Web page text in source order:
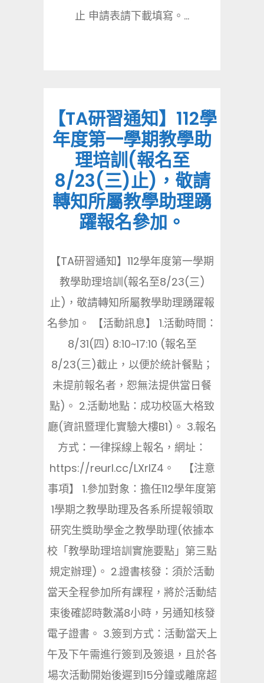
止 申請表請下載填寫。...
【TA研習通知】112學
年度第一學期教學助
理培訓(報名至
8/23(三)止)，敬請
轉知所屬教學助理踴
躍報名參加。
【TA研習通知】112學年度第一學期
教學助理培訓(報名至8/23(三)
止)，敬請轉知所屬教學助理踴躍報
名參加。 【活動訊息】 1.活動時間：
8/31(四) 8:10~17:10 (報名至
8/23(三)截止，以便於統計餐點；
未提前報名者，恕無法提供當日餐
點)。 2.活動地點：成功校區大格致
廳(資訊暨理化實驗大樓B1)。 3.報名
方式：一律採線上報名，網址：
https://reurl.cc/LXrlZ4。 【注意
事項】 1.參加對象：擔任112學年度第
1學期之教學助理及各系所提報領取
研究生獎助學金之教學助理(依據本
校「教學助理培訓實施要點」第三點
規定辦理)。 2.證書核發：須於活動
當天全程參加所有課程，將於活動結
束後確認時數滿8小時，另通知核發
電子證書。 3.簽到方式：活動當天上
午及下午需進行簽到及簽退，且於各
場次活動開始後遲到15分鐘或離席超